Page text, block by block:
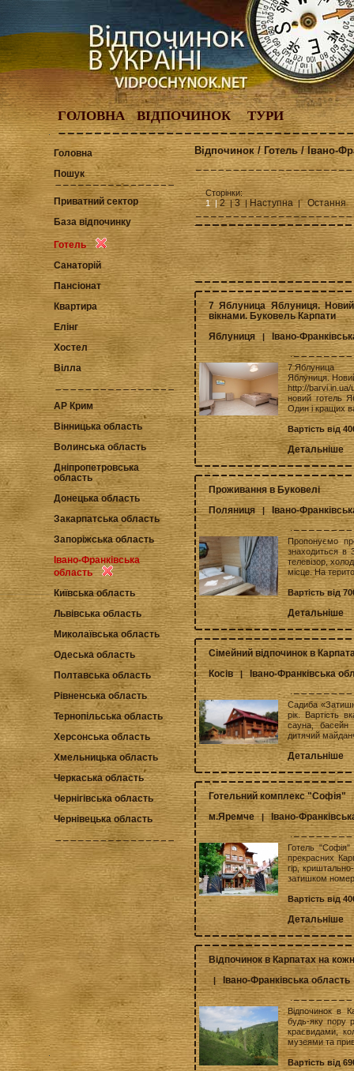
ГОЛОВНА ВІДПОЧИНОК ТУРИ
Головна
Пошук
Приватний сектор
База відпочинку
Готель
Санаторій
Пансіонат
Квартира
Елінг
Хостел
Вілла
АР Крим
Вінницька область
Волинська область
Дніпропетровська
область
Донецька область
Закарпатська область
Запоріжська область
Івано-Франківська
область
Київська область
Львівська область
Миколаївська область
Одеська область
Полтавська область
Рівненська область
Тернопільська область
Херсонська область
Хмельницька область
Черкаська область
Чернігівська область
Чернівецька область
Відпочинок / Готель / Івано-
Сторінки:
1 | 2|3| Наступна|Остання
7 Яблуница Яблуниця.
вікнами. Буковель Карпати
Яблуниця
| Івано-
7 Яблуница
Яблуниця.
http://
новий готель
Один і кращих
Вартість від
Детальніше
Проживання в Буковелі
Поляниця |Івано-
Пропонуємо
знаходиться в
телевізор,
місце. На
Вартість від
Детальніше
Сімейний відпочинок в
Косів |Івано-Франківська
Садиба
рік. Вартість
сауна, басейн
дитячий
Детальніше
Готельний комплекс "Софія"
м.Яремче |Івано-
Готель
прекрасних
гір,
затишком
Вартість від
Детальніше
Відпочинок в Карпатах на
| Івано-Франківська область
Відпочинок в
будь-яку пору
краєвидами,
музеями та
Вартість від